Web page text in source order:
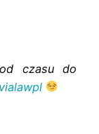
czasu do